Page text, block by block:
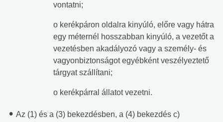
vontatni;
o kerékpáron oldalra kinyúló, előre vagy hátra
egy méternél hosszabban kinyúló, a vezetőt a
vezetésben akadályozó vagy a személy- és
vagyonbiztonságot egyébként veszélyeztető
tárgyat szállítani;
o kerékpárral állatot vezetni.
Az (1) és a (3) bekezdésben, a (4) bekezdés c)